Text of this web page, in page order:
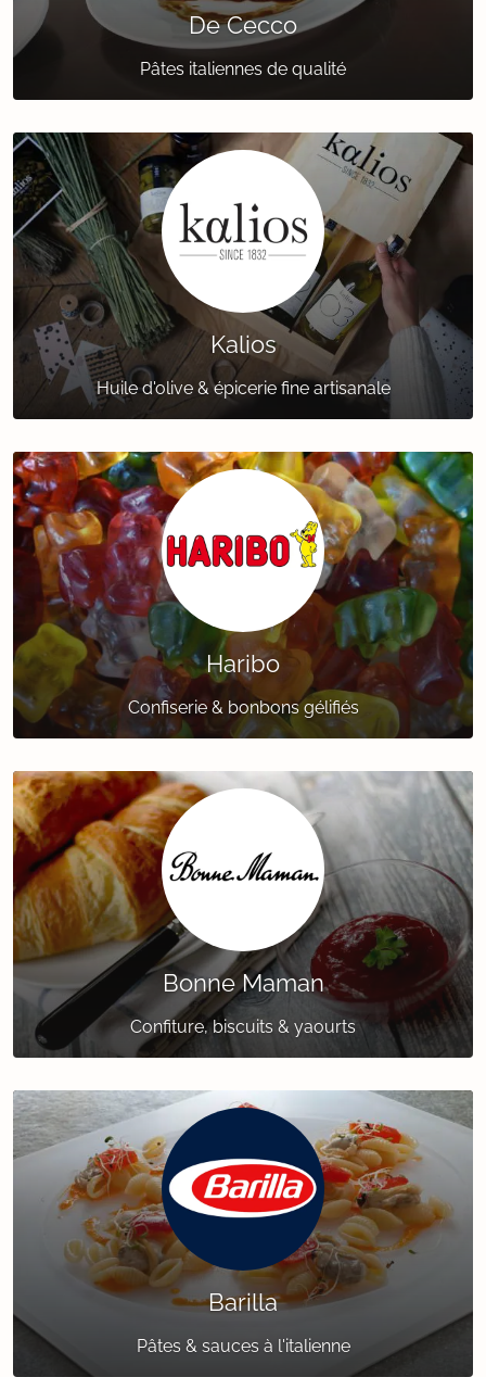
De Cecco
Pâtes italiennes de qualité
Kalios
Huile d'olive & épicerie fine artisanale
Haribo
Confiserie & bonbons gélifiés
Bonne Maman
Confiture, biscuits & yaourts
Barilla
Pâtes & sauces à l'italienne